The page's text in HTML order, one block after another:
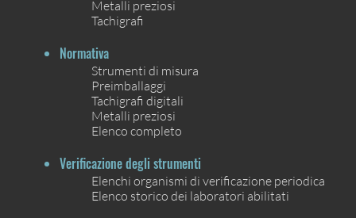
Metalli preziosi
Tachigrafi
Normativa
Strumenti di misura
Preimballaggi
Tachigrafi digitali
Metalli preziosi
Elenco completo
Verificazione degli strumenti
Elenchi organismi di verificazione periodica
Elenco storico dei laboratori abilitati